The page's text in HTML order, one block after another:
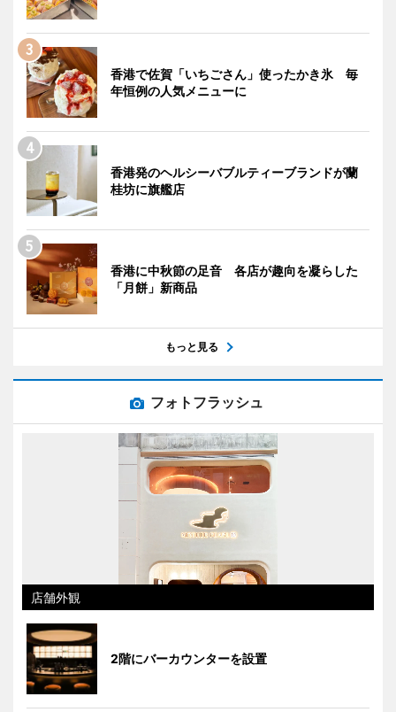
香港で佐賀「いちごさん」使ったかき氷 毎
年恒例の人気メニューに
香港発のヘルシーバブルティーブランドが蘭
桂坊に旗艦店
香港に中秋節の足音 各店が趣向を凝らした
「月餅」新商品
もっと見る
フォトフラッシュ
店舗外観
2階にバーカウンターを設置